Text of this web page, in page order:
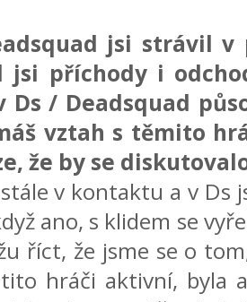
jsi strávil
jsi příchody i
Ds / Deadsquad
vztah s těmito
že by se
v kontaktu a v Ds
ano, s klidem se
říct, že jsme se o
hráči aktivní, byla